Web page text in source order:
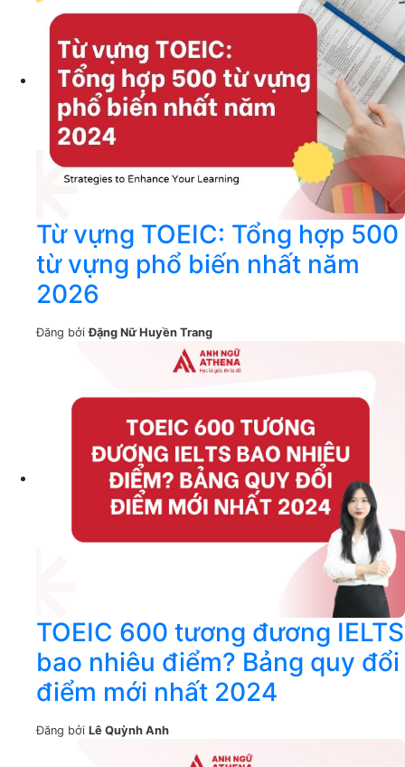
Từ vựng TOEIC: Tổng hợp 500
từ vựng phổ biến nhất năm
2026
Đăng bởiĐặng Nữ Huyền Trang
TOEIC 600 tương đương IELTS
bao nhiêu điểm? Bảng quy đổi
điểm mới nhất 2024
Đăng bởi Lê Quỳnh Anh